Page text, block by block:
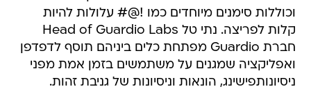
וכוללות סימנים מיוחדים כמו !@# עלולות להיות
קלות לפריצה. נתי טל Head of Guardio Labs
חברת Guardio מפתחת כלים ביניהם תוסף לדפדפן
ואפליקציה שמגנים על משתמשים בזמן אמת מפני
ניסיונותפישינג, הונאות וניסיונות של גניבת זהות.